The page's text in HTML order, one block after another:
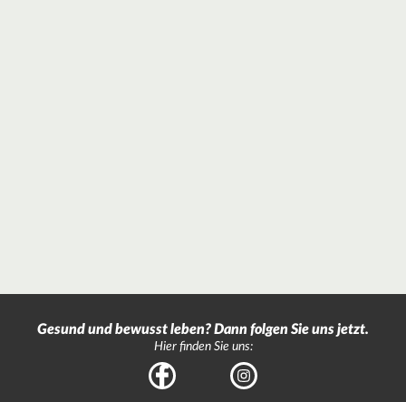
Gesund und bewusst leben? Dann folgen Sie uns jetzt.
Hier finden Sie uns:
Facebook Instagram